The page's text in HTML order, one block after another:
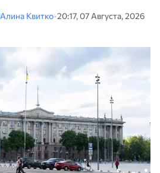
Алина Квитко•20:17, 07 Августа, 2026